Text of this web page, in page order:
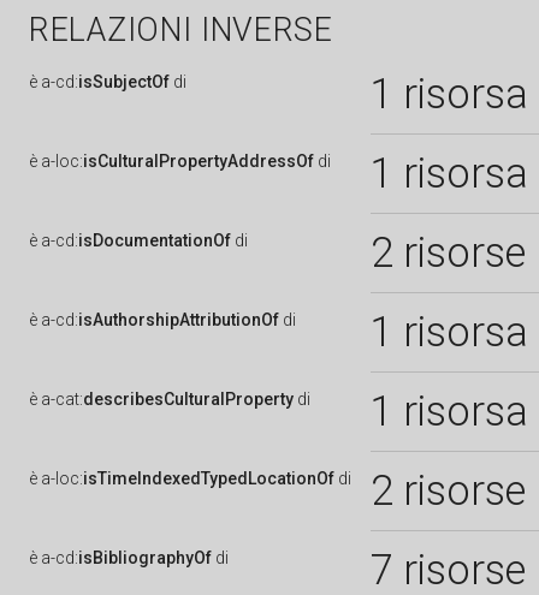
RELAZIONI INVERSE
è a-cd:isSubjectOf di 1 risorsa
è a-loc:isCulturalPropertyAddressOf di 1 risorsa
è a-cd:isDocumentationOf di 2 risorse
è a-cd:isAuthorshipAttributionOf di 1 risorsa
è a-cat:describesCulturalProperty di 1 risorsa
è a-loc:isTimeIndexedTypedLocationOf di 2 risorse
è a-cd:isBibliographyOf di 7 risorse